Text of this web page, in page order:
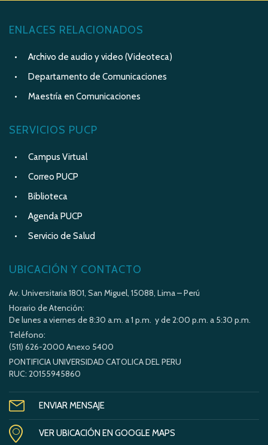
ENLACES RELACIONADOS
Archivo de audio y video (Videoteca)
Departamento de Comunicaciones
Maestría en Comunicaciones
SERVICIOS PUCP
Campus Virtual
Correo PUCP
Biblioteca
Agenda PUCP
Servicio de Salud
UBICACIÓN Y CONTACTO
Av. Universitaria 1801, San Miguel, 15088, Lima – Perú
Horario de Atención:
De lunes a viernes de 8:30 a.m. a 1 p.m. y de 2:00 p.m. a 5:30 p.m.
Teléfono:
(511) 626-2000 Anexo 5400
PONTIFICIA UNIVERSIDAD CATOLICA DEL PERU
RUC: 20155945860
ENVIAR MENSAJE
VER UBICACIÓN EN GOOGLE MAPS